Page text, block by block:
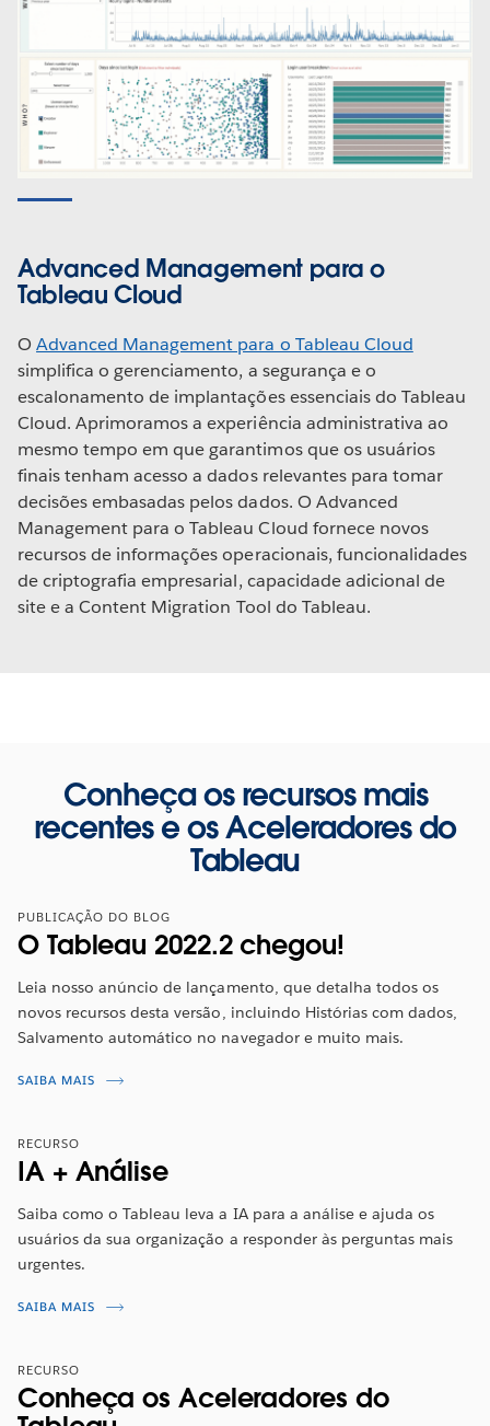
Advanced Management para o
Tableau Cloud
OAdvanced Management para o Tableau Cloud
simplifica o gerenciamento, a segurança e o
escalonamento de implantações essenciais do Tableau
Cloud. Aprimoramos a experiência administrativa ao
mesmo tempo em que garantimos que os usuários
finais tenham acesso a dados relevantes para tomar
decisões embasadas pelos dados. O Advanced
Management para o Tableau Cloud fornece novos
recursos de informações operacionais, funcionalidades
de criptografia empresarial, capacidade adicional de
site e a Content Migration Tool do Tableau.
Visão geral dos recursos do Tableau
2022.2
dos mais novos recursos com
Visionária do Tableau 2022
novos recursos incluídos nesta versão.
Conheça os recursos mais
recentes e os Aceleradores do
Tableau
PUBLICAÇÃO DO BLOG
O Tableau 2022.2 chegou!
Leia nosso anúncio de lançamento, que detalha todos os
novos recursos desta versão, incluindo Histórias com dados,
Salvamento automático no navegador e muito mais.
SAIBA MAIS
RECURSO
IA + Análise
Saiba como o Tableau leva a IA para a análise e ajuda os
usuários da sua organização a responder às perguntas mais
urgentes.
SAIBA MAIS
RECURSO
Conheça os Aceleradores do